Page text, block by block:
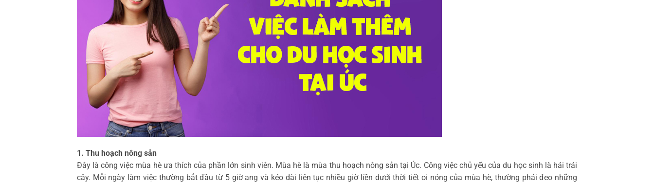
1. Thu hoạch nông sản
Đây là công việc mùa hè ưa thích của phần lớn sinh viên. Mùa hè là mùa thu hoạch nông sản tại Úc. Công việc chủ yếu của du học sinh là hái trái
cây. Mỗi ngày làm việc thường bắt đầu từ 5 giờ ang và kéo dài liên tục nhiều giờ liền dưới thời tiết oi nóng của mùa hè, thường phải đeo những